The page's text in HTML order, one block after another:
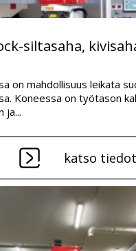
siltasaha,
on mahdollisuus leikata
Koneessa on työtason
ja...
katso tiedot